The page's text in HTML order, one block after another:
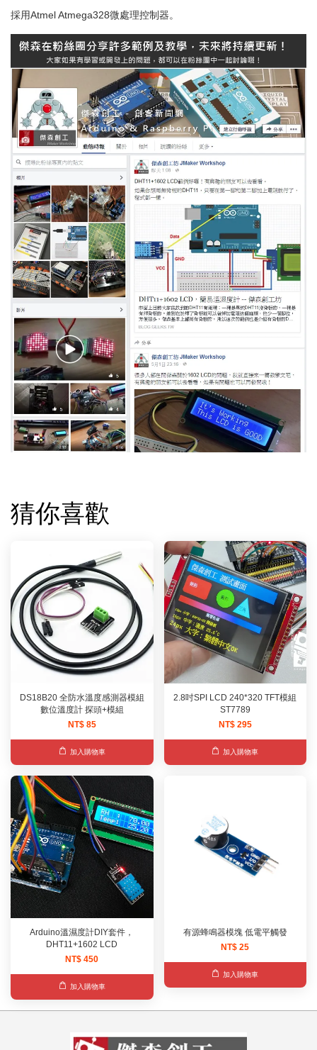
採用Atmel Atmega328微處理控制器。
猜你喜歡
DS18B20 全防水溫度感測器模組
數位溫度計 探頭+模組
NT$ 85
加入購物車
2.8吋SPI LCD 240*320 TFT模組
ST7789
NT$ 295
加入購物車
Arduino溫濕度計DIY套件，
DHT11+1602 LCD
NT$ 450
加入購物車
有源蜂鳴器模塊 低電平觸發
NT$ 25
加入購物車